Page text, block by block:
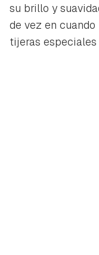
su brillo y
de vez en
tijeras